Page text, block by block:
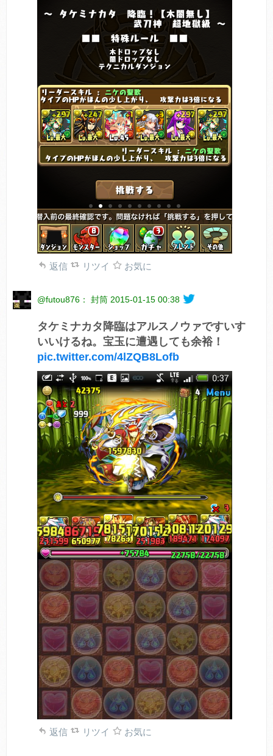
返信 リツイ お気に
@futou876： 封筒 2015-01-15 00:38
タケミナカタ降臨はアルスノウァですいす
いいけるね。宝玉に遭遇しても余裕！
pic.twitter.com/4lZQB8Lofb
返信 リツイ お気に